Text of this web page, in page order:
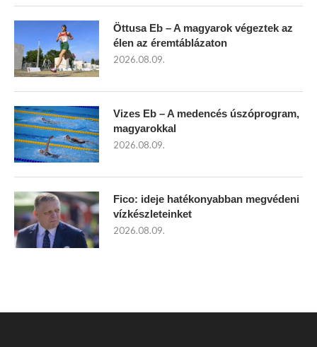
Öttusa Eb – A magyarok végeztek az
élen az éremtáblázaton
2026.08.09.
Vizes Eb – A medencés úszóprogram,
magyarokkal
2026.08.09.
Fico: ideje hatékonyabban megvédeni
vízkészleteinket
2026.08.09.